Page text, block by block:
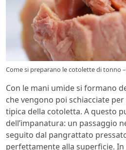
Come si preparano le cotolette di tonno
Con le mani umide si formano
che vengono poi schiacciate
tipica della cotoletta. A questo
dell’impanatura: un passaggio
seguito dal pangrattato
perfettamente alla superficie. In